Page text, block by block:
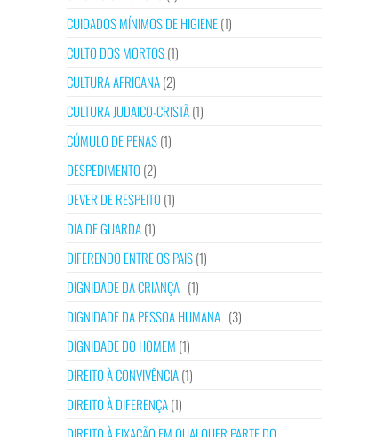
CUIDADOS MÍNIMOS DE HIGIENE(1)
CULTO DOS MORTOS(1)
CULTURA AFRICANA(2)
CULTURA JUDAICO-CRISTÃ(1)
CÚMULO DE PENAS(1)
DESPEDIMENTO (2)
DEVER DE RESPEITO (1)
DIA DE GUARDA(1)
DIFERENDO ENTRE OS PAIS(1)
DIGNIDADE DA CRIANÇA (1)
DIGNIDADE DA PESSOA HUMANA (3)
DIGNIDADE DO HOMEM (1)
DIREITO À CONVIVÊNCIA(1)
DIREITO À DIFERENÇA(1)